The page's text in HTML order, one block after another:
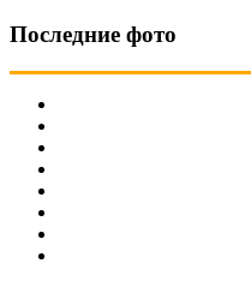
Последние фото